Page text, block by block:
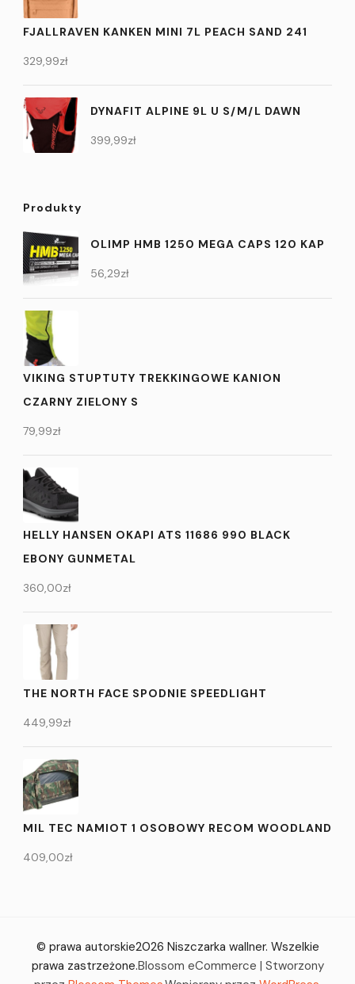
FJALLRAVEN KANKEN MINI 7L PEACH SAND 241
329,99zł
DYNAFIT ALPINE 9L U S/M/L DAWN
399,99zł
Produkty
OLIMP HMB 1250 MEGA CAPS 120 KAP
56,29zł
VIKING STUPTUTY TREKKINGOWE KANION
CZARNY ZIELONY S
79,99zł
HELLY HANSEN OKAPI ATS 11686 990 BLACK
EBONY GUNMETAL
360,00zł
THE NORTH FACE SPODNIE SPEEDLIGHT
449,99zł
MIL TEC NAMIOT 1 OSOBOWY RECOM WOODLAND
409,00zł
© prawa autorskie2026 Niszczarka wallner. Wszelkie
prawa zastrzeżone.Blossom eCommerce | Stworzony